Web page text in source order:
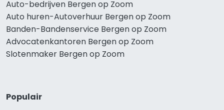
Auto-bedrijven Bergen op Zoom
Auto huren-Autoverhuur Bergen op Zoom
Banden-Bandenservice Bergen op Zoom
Advocatenkantoren Bergen op Zoom
Slotenmaker Bergen op Zoom
Populair